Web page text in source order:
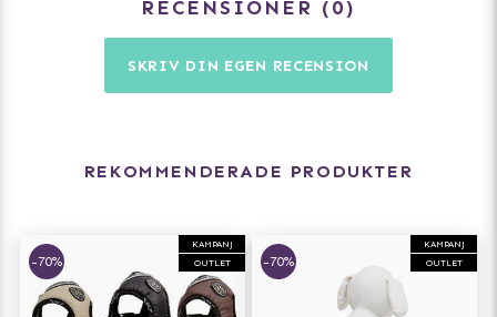
RECENSIONER 0
SKRIV DIN EGEN RECENSION
REKOMMENDERADE PRODUKTER
KAMPANJ
OUTLET
-70%
KAMPANJ
OUTLET
-70%